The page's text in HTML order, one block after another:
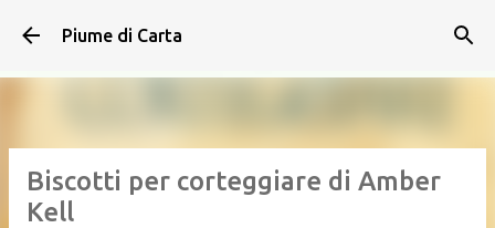
Passa ai contenuti principali
Piume di Carta
Biscotti per corteggiare di Amber
Kell